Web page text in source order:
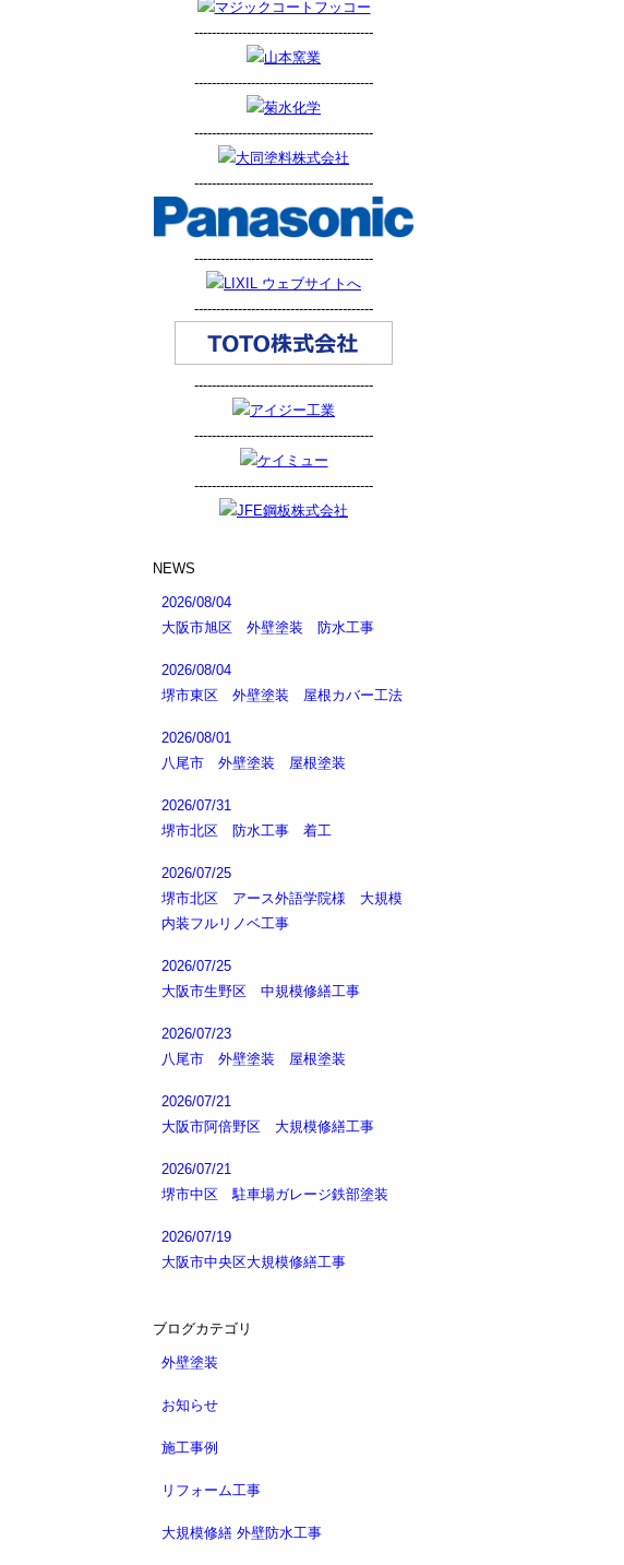
-----------------------------------------
-----------------------------------------
-----------------------------------------
-----------------------------------------
-----------------------------------------
-----------------------------------------
-----------------------------------------
-----------------------------------------
-----------------------------------------
NEWS
2026/08/04
大阪市旭区 外壁塗装 防水工事
2026/08/04
堺市東区 外壁塗装 屋根カバー工法
2026/08/01
八尾市 外壁塗装 屋根塗装
2026/07/31
堺市北区 防水工事 着工
2026/07/25
堺市北区 アース外語学院様 大規模
内装フルリノベ工事
2026/07/25
大阪市生野区 中規模修繕工事
2026/07/23
八尾市 外壁塗装 屋根塗装
2026/07/21
大阪市阿倍野区 大規模修繕工事
2026/07/21
堺市中区 駐車場ガレージ鉄部塗装
2026/07/19
大阪市中央区大規模修繕工事
ブログカテゴリ
外壁塗装
お知らせ
施工事例
リフォーム工事
大規模修繕 外壁防水工事